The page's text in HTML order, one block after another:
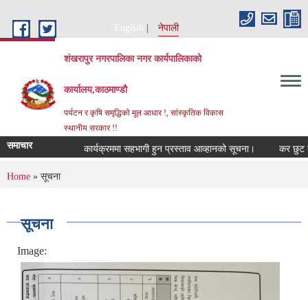
English
नेपाली
शंखरापुर नगरपालिका नगर कार्यपालिकाको
कार्यालय,काठमाण्डौ
पर्यटन र कृषि समृद्धिको मूल आधार !, सांस्कृतिक विकास
स्थानीय सरकार !!
समाचार कार्यक्रममा सहभागी हुन प्रस्ताव आव्हानको सूचना। कर छुट
You are here
Home » सूचना
सूचना
Image: